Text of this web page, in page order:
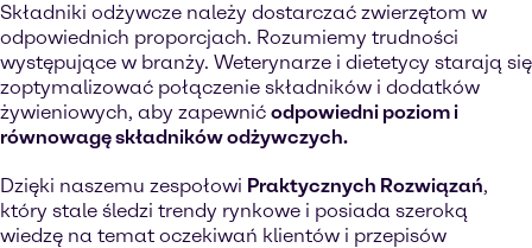
Składniki odżywcze należy dostarczać zwierzętom w
odpowiednich proporcjach. Rozumiemy trudności
występujące w branży. Weterynarze i dietetycy starają się
zoptymalizować połączenie składników i dodatków
żywieniowych, aby zapewnić odpowiedni poziom i
równowagę składników odżywczych.
Dzięki naszemu zespołowi Praktycznych Rozwiązań,
który stale śledzi trendy rynkowe i posiada szeroką
wiedzę na temat oczekiwań klientów i przepisów